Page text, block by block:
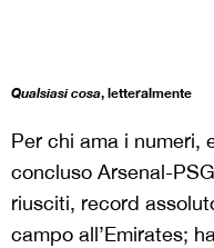
Qualsiasi cosa, letteralmente
Per chi ama i numeri,
concluso Arsenal-
riusciti, record
campo all’Emirates;